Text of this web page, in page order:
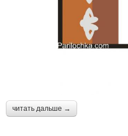
читать дальше →